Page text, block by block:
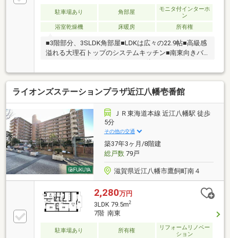
駐車場あり 角部屋
モニタ付インターホ
ン
浴室乾燥機
床暖房 所有権
■3階部分、3SLDK角部屋■LDKは広々の22.9帖■高級感
溢れる大理石トップのシステムキッチン■南東向きバ
ルコニーとサービススペースが一体となっています
■JR「近江八幡」駅徒歩1分
ライオンズステーションプラザ近江八幡壱番館
ＪＲ東海道本線 近江八幡駅 徒歩
5分
その他の交通
築37年3ヶ月/8階建
総戸数79戸
滋賀県近江八幡市鷹飼町南４
2,280万円
3LDK 79.5m2
7階 南東
駐車場あり 所有権
リフォームリノベー
ション